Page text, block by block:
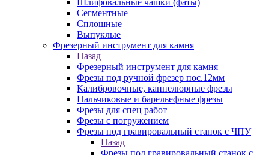
Шлифовальные чашки (фаты)
Сегментные
Сплошные
Выпуклые
Фрезерный инструмент для камня
Назад
Фрезерный инструмент для камня
Фрезы под ручной фрезер пос.12мм
Калибровочные, каннелюрные фрезы
Пальчиковые и барельефные фрезы
Фрезы для спец работ
Фрезы с погружением
Фрезы под гравировальный станок с ЧПУ
Назад
Фрезы под гравировальный станок с